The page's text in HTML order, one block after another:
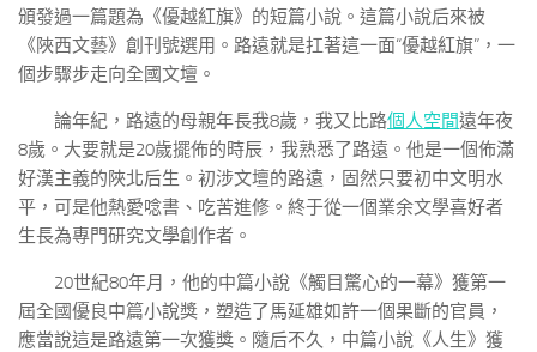
頒發過一篇題為《優越紅旗》的短篇小說。這篇小說后來被
《陜西文藝》創刊號選用。路遠就是扛著這一面“優越紅旗”，一
個步驟步走向全國文壇。
論年紀，路遠的母親年長我8歲，我又比路個人空間遠年夜
8歲。大要就是20歲擺佈的時辰，我熟悉了路遠。他是一個佈滿
好漢主義的陜北后生。初涉文壇的路遠，固然只要初中文明水
平，可是他熱愛唸書、吃苦進修。終于從一個業余文學喜好者
生長為專門研究文學創作者。
20世紀80年月，他的中篇小說《觸目驚心的一幕》獲第一
屆全國優良中篇小說獎，塑造了馬延雄如許一個果斷的官員，
應當說這是路遠第一次獲獎。隨后不久，中篇小說《人生》獲